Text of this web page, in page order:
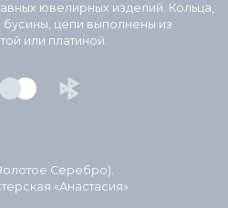
ювелирных изделий. Кольца,
бусины, цепи выполнены из
или платиной.
Серебро).
«Анастасия»